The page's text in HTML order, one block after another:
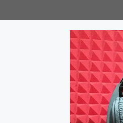
al